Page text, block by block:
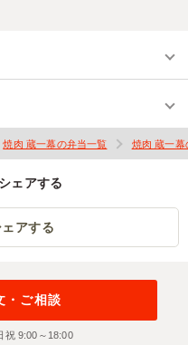
焼肉 蔵一幕の弁当一覧 焼肉 蔵一幕
ェアする
アする
・ご相談
祝 9:00～18:00